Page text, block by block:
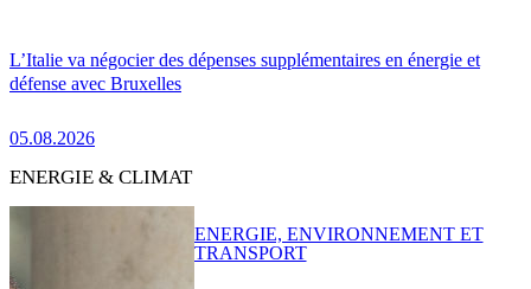
L’Italie va négocier des dépenses supplémentaires en énergie et
défense avec Bruxelles
05.08.2026
ENERGIE & CLIMAT
ENERGIE, ENVIRONNEMENT ET
TRANSPORT